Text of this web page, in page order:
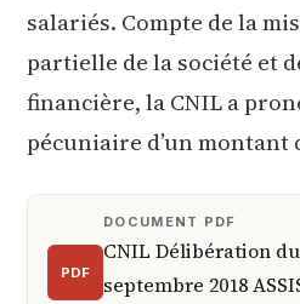
salariés. Compte de la
partielle de la société et
financière, la CNIL a
pécuniaire d’un montant
PDF
DOCUMENT PDF
CNIL Délibération
septembre 2018